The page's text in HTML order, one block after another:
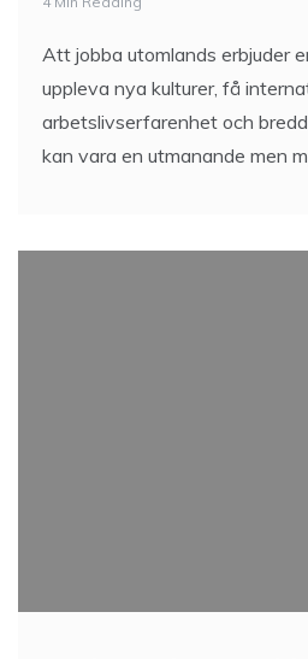
Att jobba utomlands erbjuder
uppleva nya kulturer, få
arbetslivserfarenhet och
kan vara en utmanande men